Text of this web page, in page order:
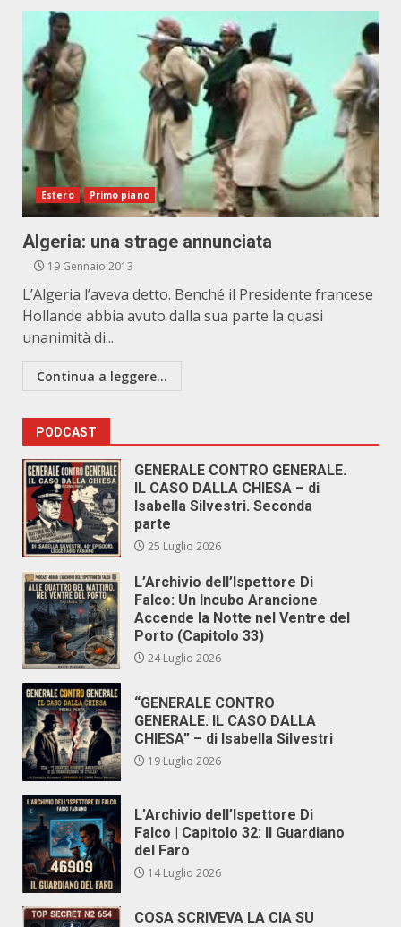
Estero Primo piano
Algeria: una strage annunciata
19 Gennaio 2013
L’Algeria l’aveva detto. Benché il Presidente francese
Hollande abbia avuto dalla sua parte la quasi
unanimità di...
Continua a leggere...
PODCAST
GENERALE CONTRO GENERALE.
IL CASO DALLA CHIESA – di
Isabella Silvestri. Seconda
parte
25 Luglio 2026
L’Archivio dell’Ispettore Di
Falco: Un Incubo Arancione
Accende la Notte nel Ventre del
Porto (Capitolo 33)
24 Luglio 2026
“GENERALE CONTRO
GENERALE. IL CASO DALLA
CHIESA” – di Isabella Silvestri
19 Luglio 2026
L’Archivio dell’Ispettore Di
Falco | Capitolo 32: Il Guardiano
del Faro
14 Luglio 2026
COSA SCRIVEVA LA CIA SU